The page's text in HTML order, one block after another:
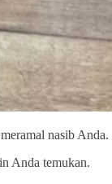
nasib Anda.
Anda temukan.